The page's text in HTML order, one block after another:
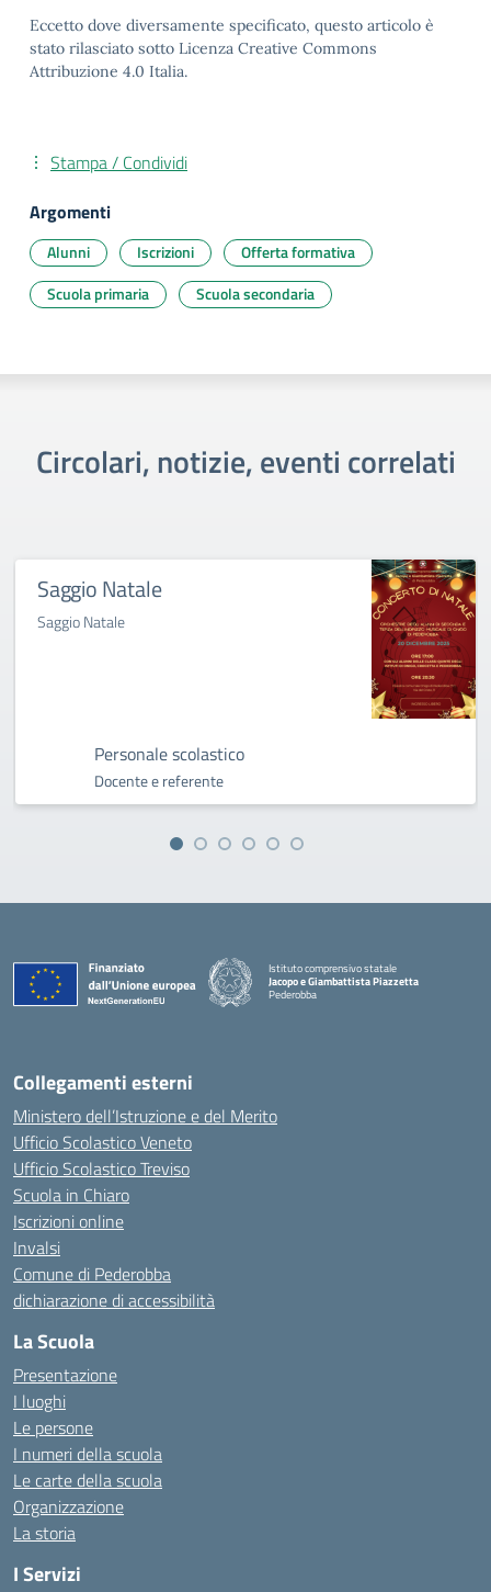
Eccetto dove diversamente specificato, questo articolo è
stato rilasciato sotto Licenza Creative Commons
Attribuzione 4.0 Italia.
Stampa / Condividi
Argomenti
Alunni Iscrizioni
Offerta formativa
Scuola primaria
Scuola secondaria
Circolari, notizie, eventi correlati
Saggio Natale
Saggio Natale
Personale scolastico
Docente e referente
Istituto comprensivo statale
Jacopo e Giambattista Piazzetta
Pederobba
Collegamenti esterni
Ministero dell’Istruzione e del Merito
Ufficio Scolastico Veneto
Ufficio Scolastico Treviso
Scuola in Chiaro
Iscrizioni online
Invalsi
Comune di Pederobba
dichiarazione di accessibilità
La Scuola
Presentazione
I luoghi
Le persone
I numeri della scuola
Le carte della scuola
Organizzazione
La storia
I Servizi